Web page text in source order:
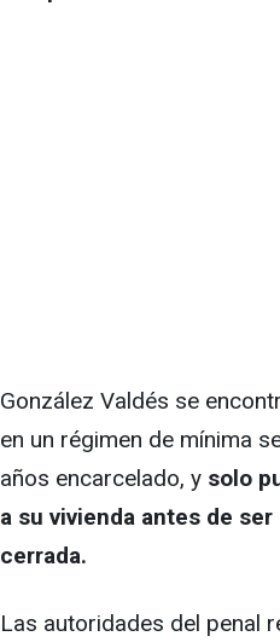
González Valdés se
en un régimen de mínima
años encarcelado, y solo
a su vivienda antes de
cerrada.
Las autoridades del penal